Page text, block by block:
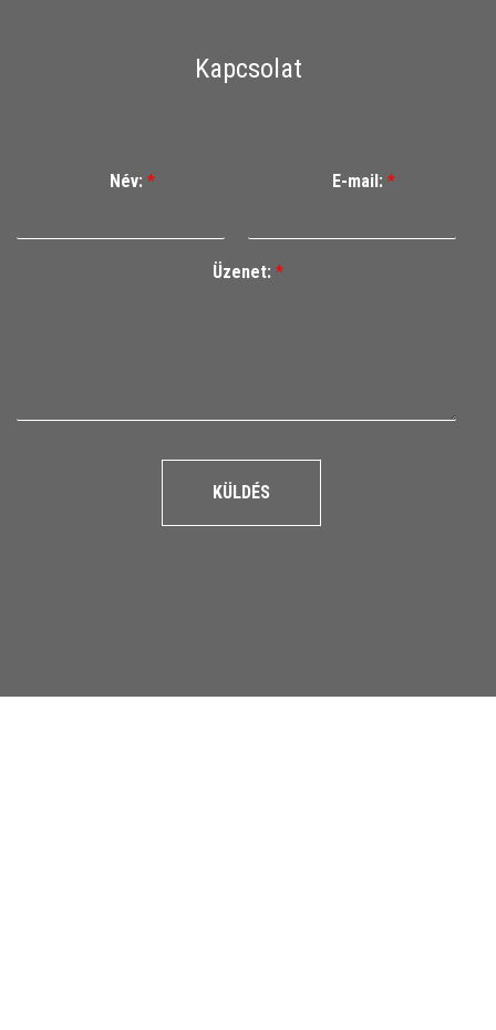
Kapcsolat
Név: * E-mail: *
Üzenet: *
KÜLDÉS